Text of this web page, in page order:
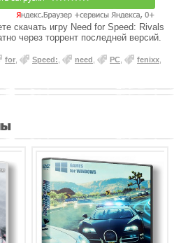
скачать игру Need for Speed: Rivals
через торрент последней версий.
for Speed: need PC fenixx